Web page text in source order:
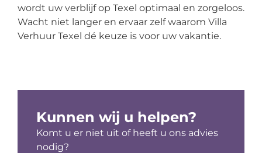
wordt uw verblijf op Texel optimaal en zorgeloos.
Wacht niet langer en ervaar zelf waarom Villa
Verhuur Texel dé keuze is voor uw vakantie.
Kunnen wij u helpen?
Komt u er niet uit of heeft u ons advies
nodig?